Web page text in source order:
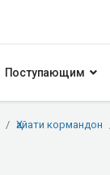
Поступающим
Ҳайати кормандон